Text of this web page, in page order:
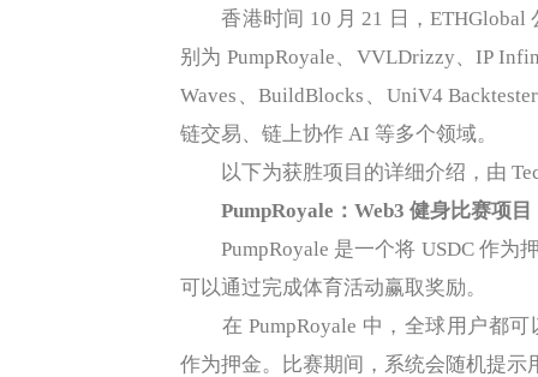
香港时间 10 月 21 日，ETHGlobal
别为 PumpRoyale、VVLDrizzy、IP
Waves、BuildBlocks、UniV4
链交易、链上协作 AI 等多个领域。
以下为获胜项目的详细介绍，由
PumpRoyale：Web3 健身比赛项目
PumpRoyale 是一个将 USDC 作为
可以通过完成体育活动赢取奖励。
在 PumpRoyale 中，全球用户都可
作为押金。比赛期间，系统会随机提